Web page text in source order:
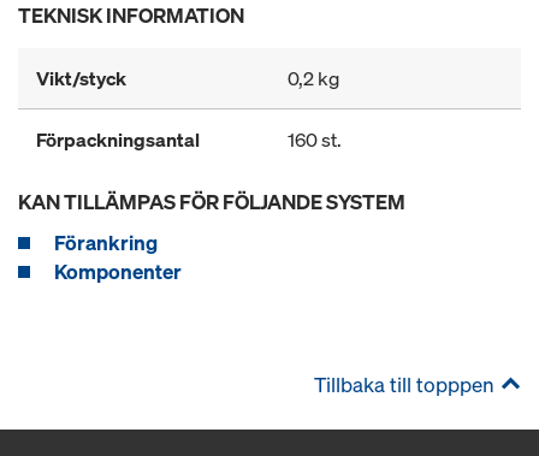
TEKNISK INFORMATION
Vikt/styck 0,2 kg
Förpackningsantal 160 st.
KAN TILLÄMPAS FÖR FÖLJANDE SYSTEM
Förankring
Komponenter
Tillbaka till topppen